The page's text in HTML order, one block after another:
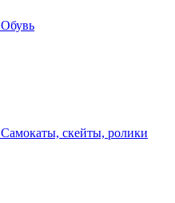
Обувь
Самокаты, скейты, ролики